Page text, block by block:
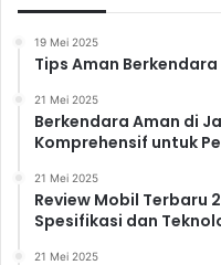
19 Mei 2025
Tips Aman
21 Mei 2025
Berkendara Aman di
Komprehensif untuk
21 Mei 2025
Review Mobil Terbaru
Spesifikasi dan
21 Mei 2025